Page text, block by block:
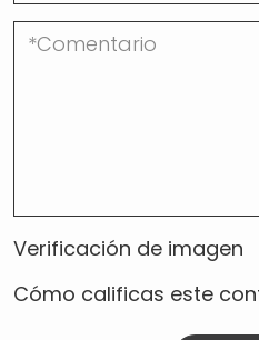
Verificación de imagen
Cómo calificas este